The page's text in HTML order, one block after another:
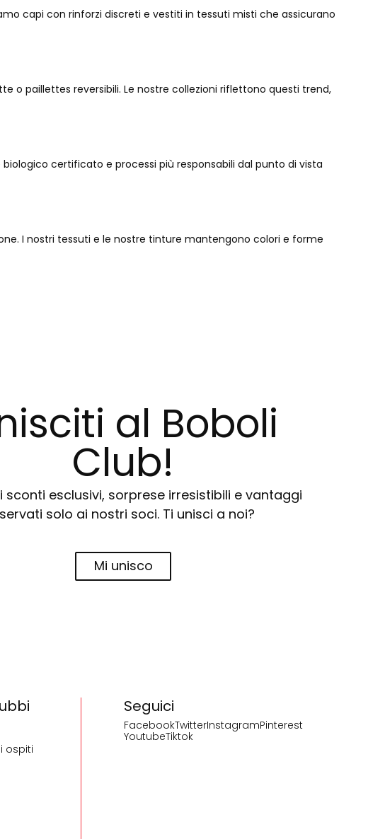
capi con rinforzi discreti e vestiti in tessuti misti che assicurano
o paillettes reversibili. Le nostre collezioni riflettono questi trend,
certificato e processi più responsabili dal punto di vista
I nostri tessuti e le nostre tinture mantengono colori e forme
al Boboli
Club!
sconti esclusivi, sorprese irresistibili e vantaggi
solo ai nostri soci. Ti unisci a noi?
Mi unisco
Seguici
FacebookTwitterInstagramPinterest
YoutubeTiktok
ospiti